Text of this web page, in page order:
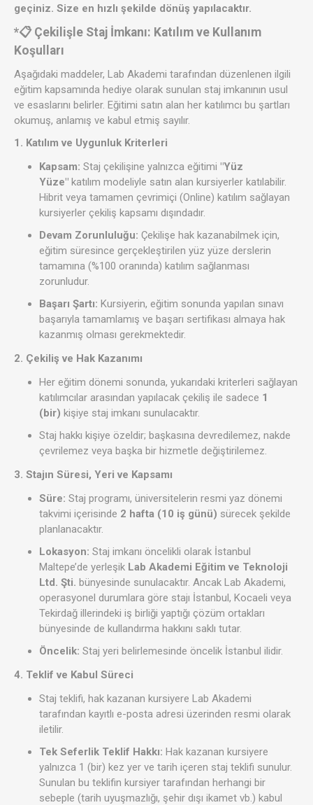
geçiniz. Size en hızlı şekilde dönüş yapılacaktır.
*📋 Çekilişle Staj İmkanı: Katılım ve Kullanım
Koşulları
Aşağıdaki maddeler, Lab Akademi tarafından düzenlenen ilgili
eğitim kapsamında hediye olarak sunulan staj imkanının usul
ve esaslarını belirler. Eğitimi satın alan her katılımcı bu şartları
okumuş, anlamış ve kabul etmiş sayılır.
1. Katılım ve Uygunluk Kriterleri
Kapsam: Staj çekilişine yalnızca eğitimi "Yüz
Yüze" katılım modeliyle satın alan kursiyerler katılabilir.
Hibrit veya tamamen çevrimiçi (Online) katılım sağlayan
kursiyerler çekiliş kapsamı dışındadır.
Devam Zorunluluğu: Çekilişe hak kazanabilmek için,
eğitim süresince gerçekleştirilen yüz yüze derslerin
tamamına (%100 oranında) katılım sağlanması
zorunludur.
Başarı Şartı: Kursiyerin, eğitim sonunda yapılan sınavı
başarıyla tamamlamış ve başarı sertifikası almaya hak
kazanmış olması gerekmektedir.
2. Çekiliş ve Hak Kazanımı
Her eğitim dönemi sonunda, yukarıdaki kriterleri sağlayan
katılımcılar arasından yapılacak çekiliş ile sadece 1
(bir) kişiye staj imkanı sunulacaktır.
Staj hakkı kişiye özeldir; başkasına devredilemez, nakde
çevrilemez veya başka bir hizmetle değiştirilemez.
3. Stajın Süresi, Yeri ve Kapsamı
Süre: Staj programı, üniversitelerin resmi yaz dönemi
takvimi içerisinde 2 hafta (10 iş günü) sürecek şekilde
planlanacaktır.
Lokasyon: Staj imkanı öncelikli olarak İstanbul
Maltepe’de yerleşik Lab Akademi Eğitim ve Teknoloji
Ltd. Şti. bünyesinde sunulacaktır. Ancak Lab Akademi,
operasyonel durumlara göre stajı İstanbul, Kocaeli veya
Tekirdağ illerindeki iş birliği yaptığı çözüm ortakları
bünyesinde de kullandırma hakkını saklı tutar.
Öncelik: Staj yeri belirlemesinde öncelik İstanbul ilidir.
4. Teklif ve Kabul Süreci
Staj teklifi, hak kazanan kursiyere Lab Akademi
tarafından kayıtlı e-posta adresi üzerinden resmi olarak
iletilir.
Tek Seferlik Teklif Hakkı: Hak kazanan kursiyere
yalnızca 1 (bir) kez yer ve tarih içeren staj teklifi sunulur.
Sunulan bu teklifin kursiyer tarafından herhangi bir
sebeple (tarih uyuşmazlığı, şehir dışı ikamet vb.) kabul